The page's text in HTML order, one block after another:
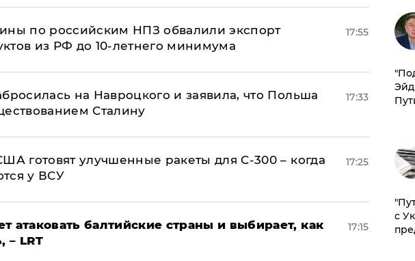
по российским НПЗ обвалили экспорт
из РФ до 10-летнего минимума
17:55
на Навроцкого и заявила, что Польша
Сталину
17:33
готовят улучшенные ракеты для С-300 – когда
у ВСУ
17:25
атаковать балтийские страны и выбирает, как
– LRT
17:15
с